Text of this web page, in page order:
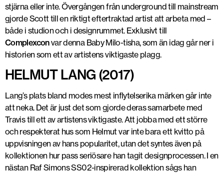
stjärna eller inte. Övergången från underground till mainstream
gjorde Scott till en riktigt eftertraktad artist att arbeta med –
både i studion och i designrummet. Exklusivt till
Complexconvar denna Baby Milo-tisha, som än idag går ner i
historien som ett av artistens viktigaste plagg.
HELMUT LANG (2017)
Lang’s plats bland modes mest inflytelserika märken går inte
att neka. Det är just det som gjorde deras samarbete med
Travis till ett av artistens viktigaste. Att jobba med ett större
och respekterat hus som Helmut var inte bara ett kvitto på
uppvisningen av hans popularitet, utan det syntes även på
kollektionen hur pass seriösare han tagit designprocessen. I en
nästan Raf Simons SS02-inspirerad kollektion sågs han